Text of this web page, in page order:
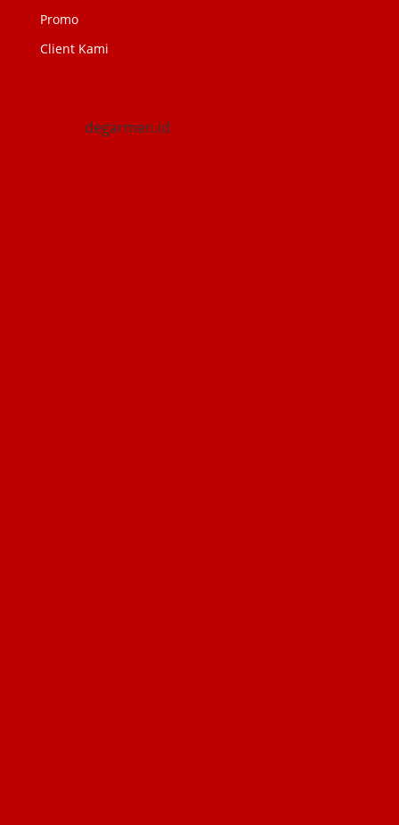
Promo
Client Kami
degarmen.id